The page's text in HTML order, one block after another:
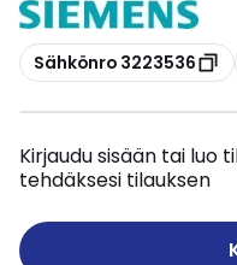
Kopioi
Sähkönro 3223536
Kirjaudu sisään tai luo
tehdäksesi tilauksen